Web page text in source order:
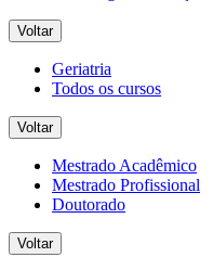
Voltar
Geriatria
Todos os cursos
Voltar
Mestrado Acadêmico
Mestrado Profissional
Doutorado
Voltar